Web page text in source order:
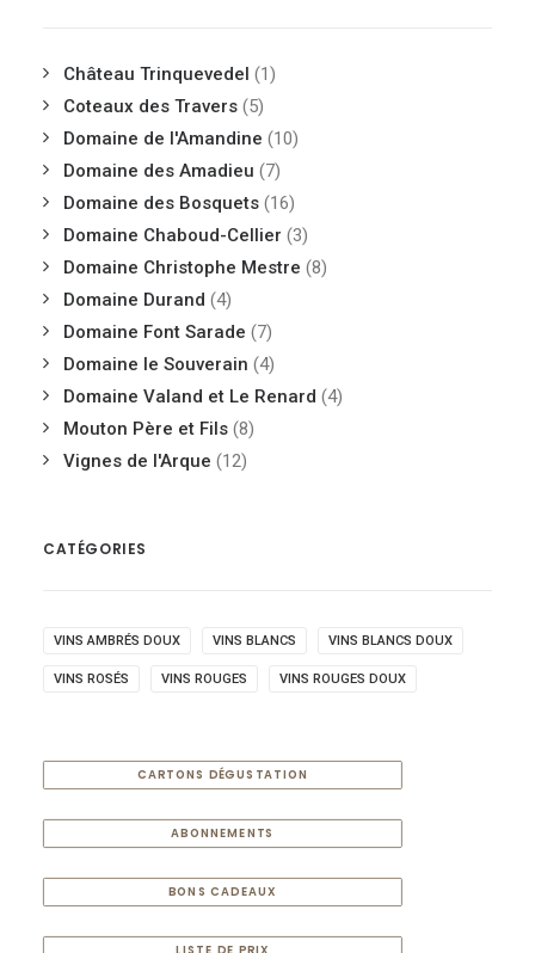
Château Trinquevedel (1)
Coteaux des Travers (5)
Domaine de l'Amandine (10)
Domaine des Amadieu (7)
Domaine des Bosquets (16)
Domaine Chaboud-Cellier (3)
Domaine Christophe Mestre (8)
Domaine Durand (4)
Domaine Font Sarade (7)
Domaine le Souverain (4)
Domaine Valand et Le Renard (4)
Mouton Père et Fils (8)
Vignes de l'Arque (12)
CATÉGORIES
VINS AMBRÉS DOUX VINS BLANCS VINS BLANCS DOUX
VINS ROSÉS VINS ROUGES VINS ROUGES DOUX
CARTONS DÉGUSTATION
ABONNEMENTS
BONS CADEAUX